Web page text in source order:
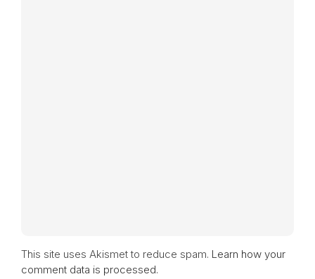
This site uses Akismet to reduce spam. Learn how your
comment data is processed.